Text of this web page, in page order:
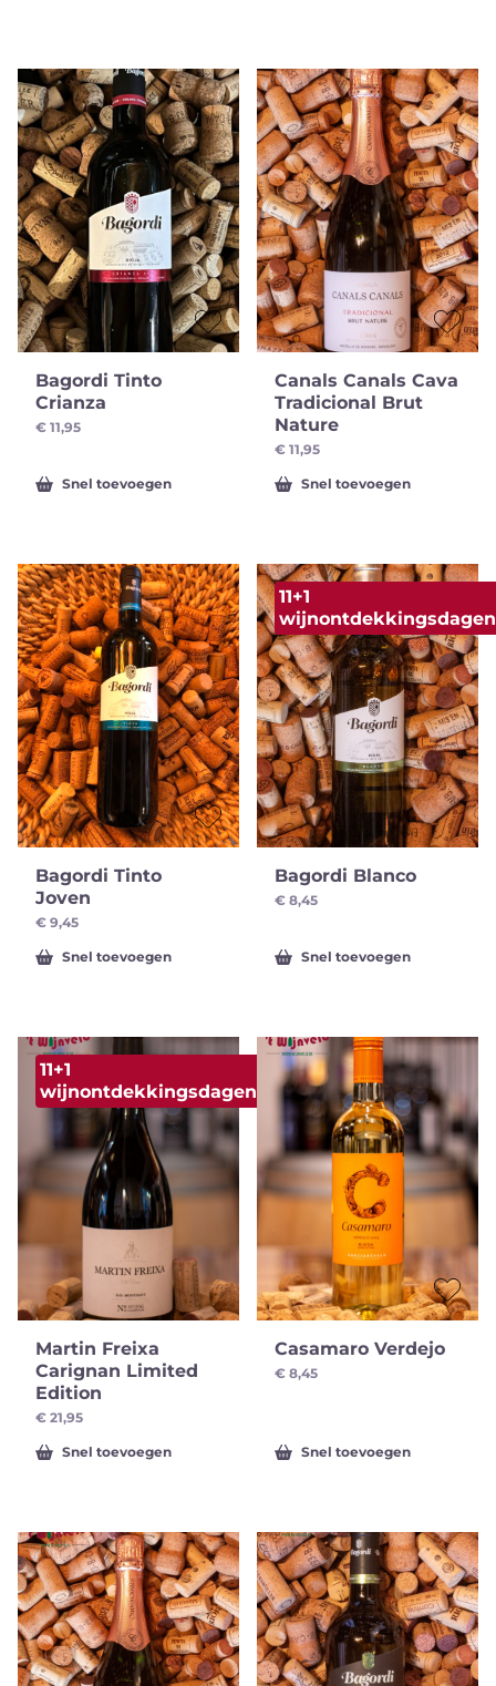
Bagordi Tinto
Crianza
€ 11,95
Snel toevoegen
Canals Canals Cava
Tradicional Brut
Nature
€ 11,95
Snel toevoegen
Bagordi Tinto
Joven
€ 9,45
Snel toevoegen
11+1
wijnontdekkingsdagen
Bagordi Blanco
€ 8,45
Snel toevoegen
11+1
wijnontdekkingsdagen
Martin Freixa
Carignan Limited
Edition
€ 21,95
Snel toevoegen
Casamaro Verdejo
€ 8,45
Snel toevoegen